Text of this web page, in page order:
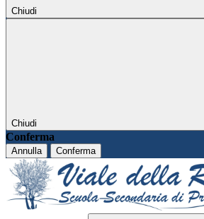
Chiudi
Chiudi
Conferma
Annulla Conferma